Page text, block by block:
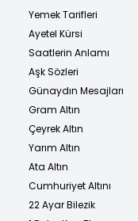
Yemek Tarifleri
Ayetel Kürsi
Saatlerin Anlamı
Aşk Sözleri
Günaydın Mesajları
Gram Altın
Çeyrek Altın
Yarım Altın
Ata Altın
Cumhuriyet Altını
22 Ayar Bilezik